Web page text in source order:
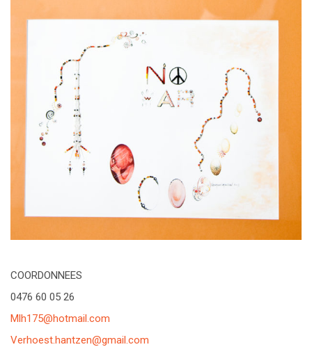
COORDONNEES
0476 60 05 26
Mlh175@hotmail.com
Verhoest.hantzen@gmail.com